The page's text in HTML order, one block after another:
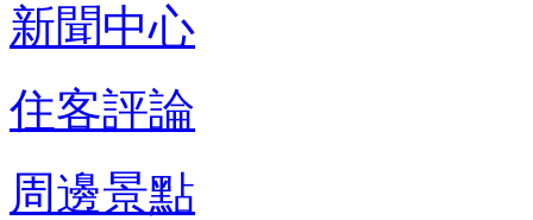
新聞中心
住客評論
周邊景點